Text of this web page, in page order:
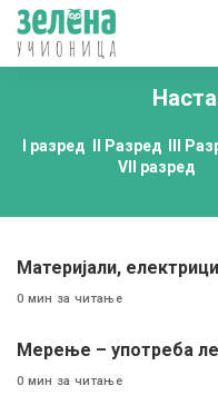
I разред II Разред III
VII разред
Материјали,
0 мин за читање
Мерење – употреба
0 мин за читање